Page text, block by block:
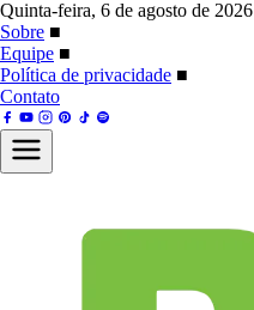
Quinta-feira, 6 de agosto de 2026
Sobre ■
Equipe ■
Política de privacidade ■
Contato